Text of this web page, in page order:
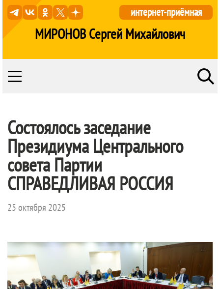
МИРОНОВ Сергей Михайлович
интернет-приёмная
Состоялось заседание
Президиума Центрального
совета Партии
СПРАВЕДЛИВАЯ РОССИЯ
25 октября 2025